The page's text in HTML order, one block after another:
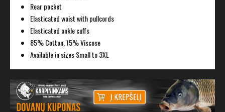
Rear pocket
Elasticated waist with pullcords
Elasticated ankle cuffs
85% Cotton, 15% Viscose
Available in sizes Small to 3XL